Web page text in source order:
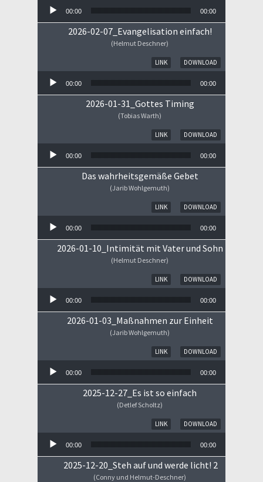
00:00 00:00
2026-02-07_Evangelisation einfach!
(Helmut Deschner)
DOWNLOAD
LINK
00:00 00:00
2026-01-31_Gottes Timing
(Tobias Warth)
DOWNLOAD
LINK
00:00 00:00
Das wahrheitsgemäße Gebet
(Jarib Wohlgemuth)
DOWNLOAD
LINK
00:00 00:00
2026-01-10_Intimität mit Vater und Sohn
(Helmut Deschner)
DOWNLOAD
LINK
00:00 00:00
2026-01-03_Maßnahmen zur Einheit
(Jarib Wohlgemuth)
DOWNLOAD
LINK
00:00 00:00
2025-12-27_Es ist so einfach
(Detlef Scholtz)
DOWNLOAD
LINK
00:00 00:00
2025-12-20_Steh auf und werde licht! 2
(Conny und Helmut-Deschner)